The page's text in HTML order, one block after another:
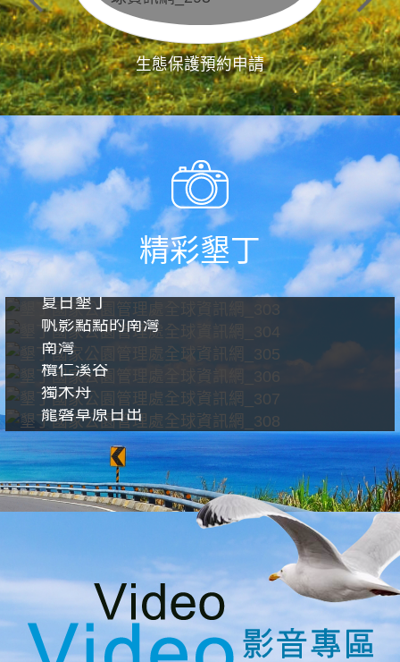
生態保護預約申請
精彩墾丁
夏日墾丁
帆影點點的南灣
南灣
欖仁溪谷
獨木舟
龍磐草原日出